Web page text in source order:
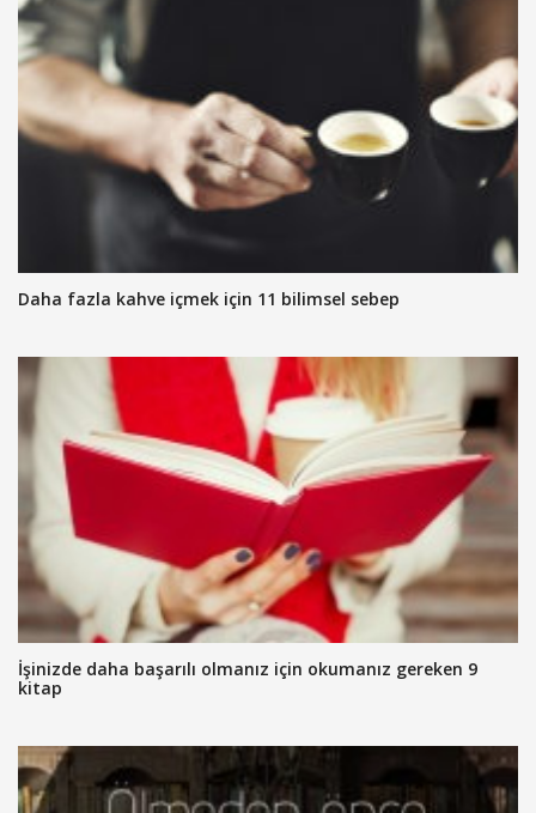
Daha fazla kahve içmek için 11 bilimsel sebep
İşinizde daha başarılı olmanız için okumanız gereken 9
kitap